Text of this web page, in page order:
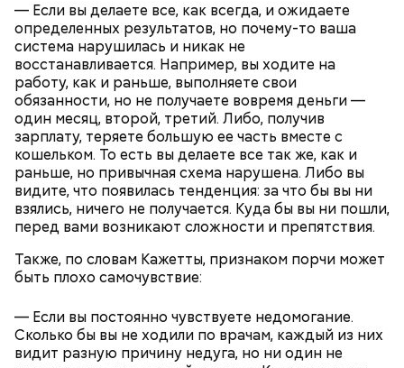
— Если вы делаете все, как всегда, и ожидаете
определенных результатов, но почему-то ваша
система нарушилась и никак не
восстанавливается. Например, вы ходите на
работу, как и раньше, выполняете свои
обязанности, но не получаете вовремя деньги —
один месяц, второй, третий. Либо, получив
зарплату, теряете большую ее часть вместе с
кошельком. То есть вы делаете все так же, как и
раньше, но привычная схема нарушена. Либо вы
видите, что появилась тенденция: за что бы вы ни
взялись, ничего не получается. Куда бы вы ни пошли,
перед вами возникают сложности и препятствия.
Также, по словам Кажетты, признаком порчи может
быть плохо самочувствие:
— Если вы постоянно чувствуете недомогание.
Сколько бы вы не ходили по врачам, каждый из них
видит разную причину недуга, но ни один не
— Заранее предсказать, как объект себя поведет,
невозможно. Если допустить резкое движение,
поток воздуха может увлечь шар за человеком, и
тот будет следовать за ним до тех пор, пока не
Однако если молния все же взорвется, то это
может привести к тому, что человек получит ожоги
или загорится помещение, предупредил эксперт.
Вернулся Макеев в Киев в ночь с 3 на 4 мая. По его
словам, ему казалось, что он вернулся домой с
раньше прибывал на место. Было большое чувство
радости от встречи с однополчанами, — говорит
он.